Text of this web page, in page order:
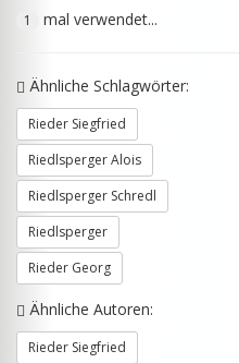
1 mal verwendet...
Ähnliche Schlagwörter:
Rieder Siegfried
Riedlsperger Alois
Riedlsperger Schredl
Riedlsperger
Rieder Georg
Ähnliche Autoren:
Rieder Siegfried